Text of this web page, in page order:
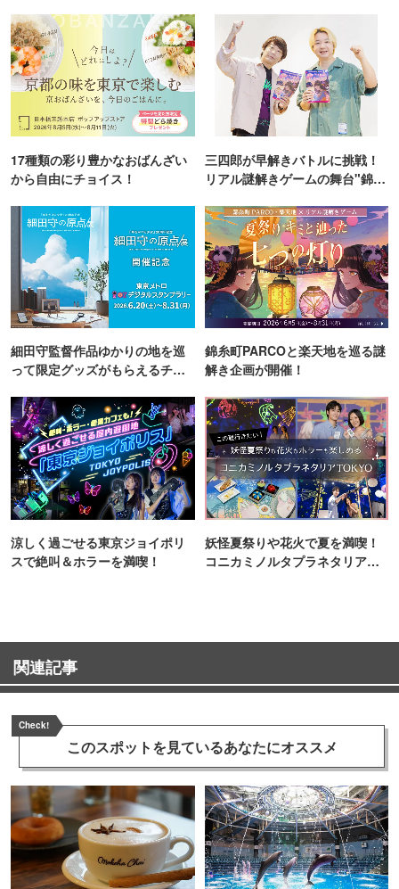
17種類の彩り豊かなおばんざい
から自由にチョイス！
三四郎が早解きバトルに挑戦！
リアル謎解きゲームの舞台"錦糸
細田守監督作品ゆかりの地を巡
って限定グッズがもらえるチャ
錦糸町PARCOと楽天地を巡る謎
解き企画が開催！
涼しく過ごせる東京ジョイポリ
スで絶叫＆ホラーを満喫！
妖怪夏祭りや花火で夏を満喫！
コニカミノルタプラネタリア
関連記事
Check!
このスポットを見ているあなたにオススメ